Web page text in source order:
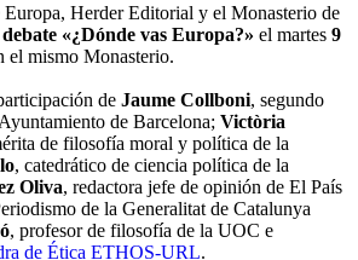
Herder Editorial y el Monasterio de
debate «¿Dónde vas Europa?» el martes 9
el mismo Monasterio.
de Jaume Collboni, segundo
de Barcelona; Victòria
de filosofía moral y política de la
, catedrático de ciencia política de la
Oliva, redactora jefe de opinión de El País
de la Generalitat de Catalunya
, profesor de filosofía de la UOC e
de Ética ETHOS-URL.